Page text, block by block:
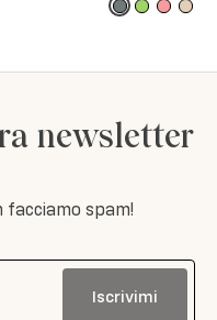
newsletter
facciamo spam!
Iscrivimi